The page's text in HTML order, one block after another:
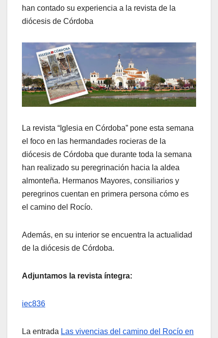
han contado su experiencia a la revista de la
diócesis de Córdoba
La revista “Iglesia en Córdoba” pone esta semana
el foco en las hermandades rocieras de la
diócesis de Córdoba que durante toda la semana
han realizado su peregrinación hacia la aldea
almonteña. Hermanos Mayores, consiliarios y
peregrinos cuentan en primera persona cómo es
el camino del Rocío.
Además, en su interior se encuentra la actualidad
de la diócesis de Córdoba.
Adjuntamos la revista íntegra:
iec836
La entrada Las vivencias del camino del Rocío en